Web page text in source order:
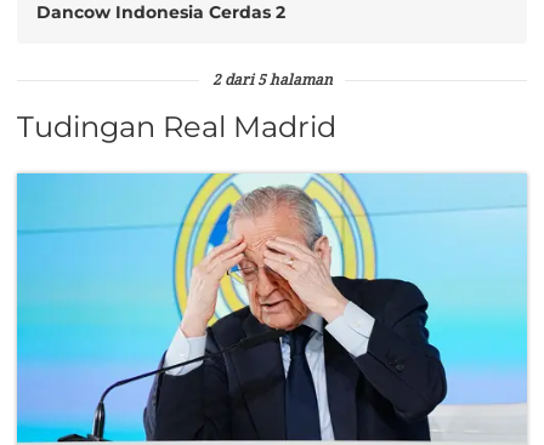
Dancow Indonesia Cerdas 2
2 dari 5 halaman
Tudingan Real Madrid